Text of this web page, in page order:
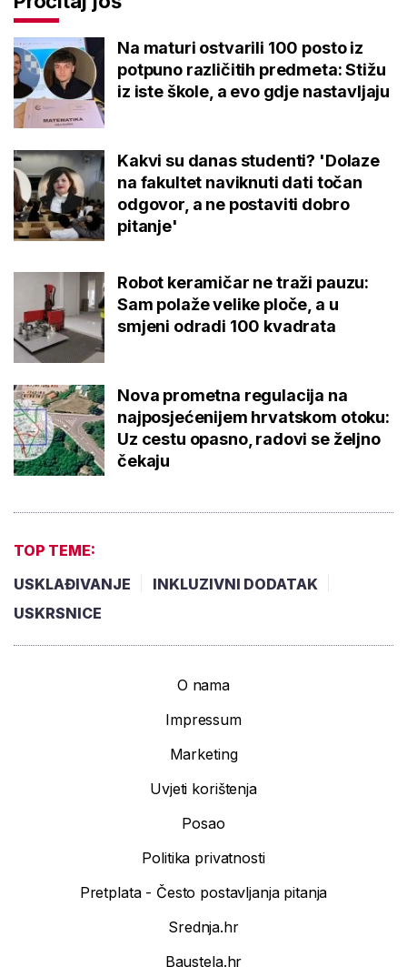
Na maturi ostvarili 100 posto iz
potpuno različitih predmeta: Stižu
iz iste škole, a evo gdje nastavljaju
Kakvi su danas studenti? 'Dolaze
na fakultet naviknuti dati točan
odgovor, a ne postaviti dobro
pitanje'
Robot keramičar ne traži pauzu:
Sam polaže velike ploče, a u
smjeni odradi 100 kvadrata
Nova prometna regulacija na
najposjećenijem hrvatskom otoku:
Uz cestu opasno, radovi se željno
čekaju
TOP TEME:
USKLAĐIVANJE
INKLUZIVNI DODATAK
USKRSNICE
O nama
Impressum
Marketing
Uvjeti korištenja
Posao
Politika privatnosti
Pretplata - Često postavljanja pitanja
Srednja.hr
Baustela.hr